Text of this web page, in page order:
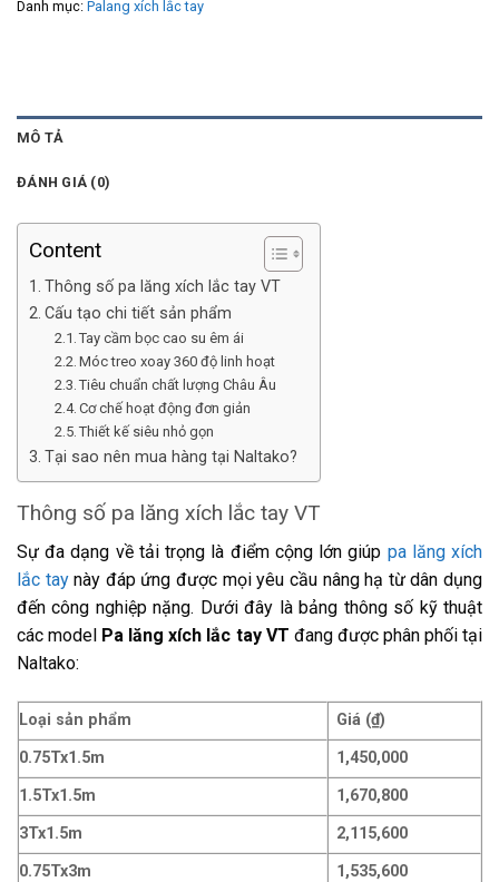
Danh mục: Palang xích lắc tay
MÔ TẢ
ĐÁNH GIÁ (0)
Content
Thông số pa lăng xích lắc tay VT
Cấu tạo chi tiết sản phẩm
Tay cầm bọc cao su êm ái
Móc treo xoay 360 độ linh hoạt
Tiêu chuẩn chất lượng Châu Âu
Cơ chế hoạt động đơn giản
Thiết kế siêu nhỏ gọn
Tại sao nên mua hàng tại Naltako?
Thông số pa lăng xích lắc tay VT
Sự đa dạng về tải trọng là điểm cộng lớn giúp pa lăng xích
lắc tay này đáp ứng được mọi yêu cầu nâng hạ từ dân dụng
đến công nghiệp nặng. Dưới đây là bảng thông số kỹ thuật
các model Pa lăng xích lắc tay VT đang được phân phối tại
Naltako:
Loại sản phẩm
Giá (₫)
0.75Tx1.5m
1,450,000
1.5Tx1.5m
1,670,800
3Tx1.5m
2,115,600
0.75Tx3m
1,535,600